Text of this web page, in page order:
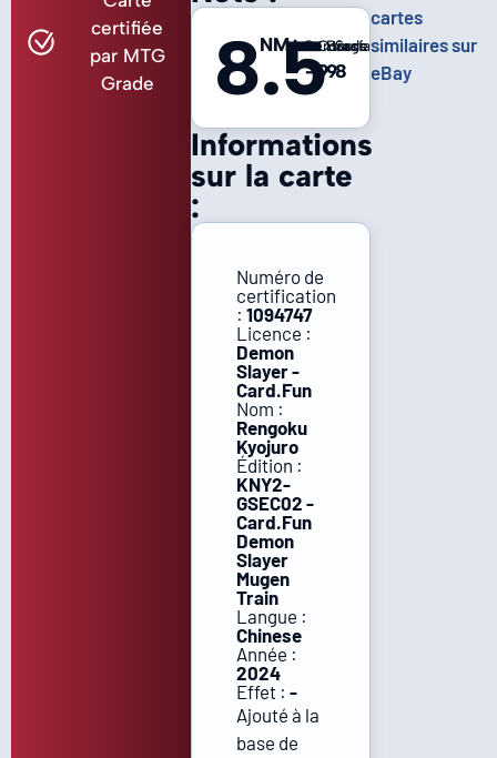
certifiée
par MTG
Grade
Informations
sur la carte
:
Numéro de
certification
: 1094747
Licence :
Demon
Slayer -
Card.Fun
Nom :
Rengoku
Kyojuro
Édition :
KNY2-
GSEC02 -
Card.Fun
Demon
Slayer
Mugen
Train
Langue :
Chinese
Année :
2024
Effet : -
Ajouté à la
base de
8.5
NM+Centrage
-
Coins
9
Bords
9
Surface
8
cartes
similaires sur
eBay